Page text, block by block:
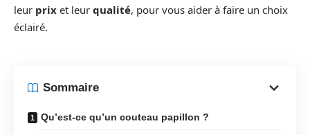
leur prix et leur qualité, pour vous aider à faire un choix
éclairé.
Sommaire
Qu’est-ce qu’un couteau papillon ?